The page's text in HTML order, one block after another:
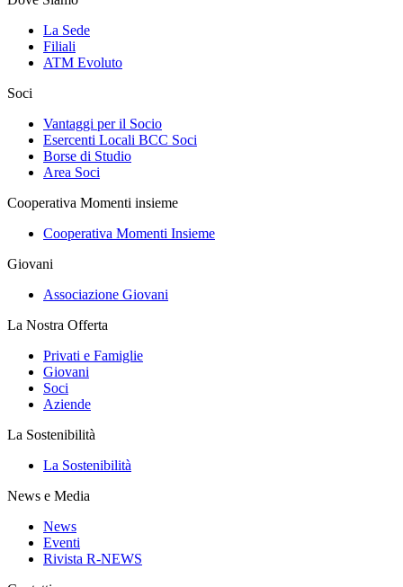
La Sede
Filiali
ATM Evoluto
Soci
Vantaggi per il Socio
Esercenti Locali BCC Soci
Borse di Studio
Area Soci
Cooperativa Momenti insieme
Cooperativa Momenti Insieme
Giovani
Associazione Giovani
La Nostra Offerta
Privati e Famiglie
Giovani
Soci
Aziende
La Sostenibilità
La Sostenibilità
News e Media
News
Eventi
Rivista R-NEWS